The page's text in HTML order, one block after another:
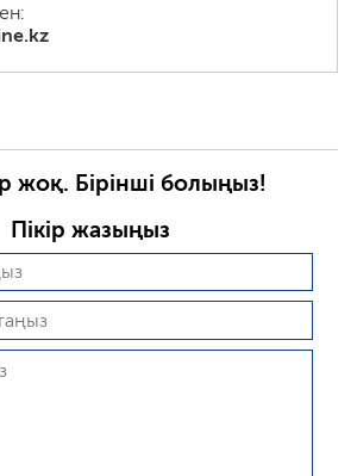
жоқ. Бірінші болыңыз!
Пікір жазыңыз